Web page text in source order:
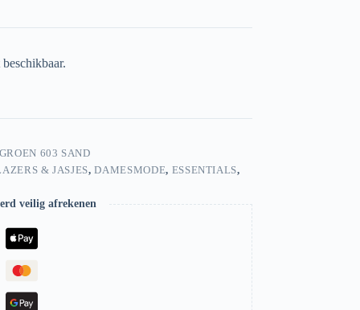
603 SAND
& JASJES,DAMESMODE, ESSENTIALS,
veilig afrekenen